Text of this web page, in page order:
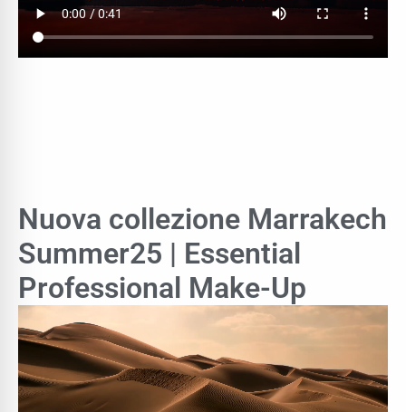
Nuova collezione Marrakech
Summer25 | Essential
Professional Make-Up